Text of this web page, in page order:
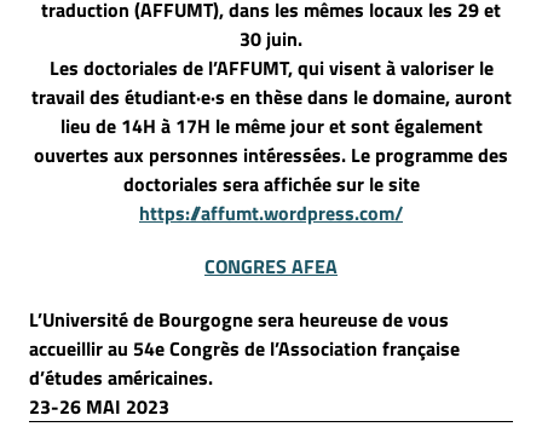
traduction (AFFUMT), dans les mêmes locaux les 29 et
30 juin.
Les doctoriales de l’AFFUMT, qui visent à valoriser le
travail des étudiant·e·s en thèse dans le domaine, auront
lieu de 14H à 17H le même jour et sont également
ouvertes aux personnes intéressées. Le programme des
doctoriales sera affichée sur le site
https://affumt.wordpress.com/
CONGRES AFEA
L’Université de Bourgogne sera heureuse de vous
accueillir au 54e Congrès de l’Association française
d’études américaines.
23-26 MAI 2023